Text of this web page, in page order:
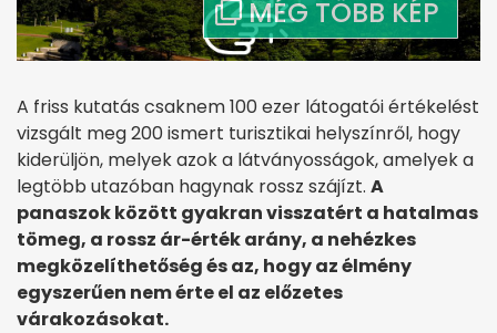
A friss kutatás csaknem 100 ezer látogatói értékelést
vizsgált meg 200 ismert turisztikai helyszínről, hogy
kiderüljön, melyek azok a látványosságok, amelyek a
legtöbb utazóban hagynak rossz szájízt. A
panaszok között gyakran visszatért a hatalmas
tömeg, a rossz ár-érték arány, a nehézkes
megközelíthetőség és az, hogy az élmény
egyszerűen nem érte el az előzetes
várakozásokat.